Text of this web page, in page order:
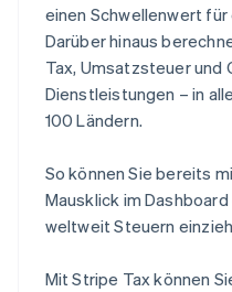
einen Schwellenwert
Darüber hinaus
Tax, Umsatzsteuer und
Dienstleistungen – in
100 Ländern.
So können Sie bereits
Mausklick im
weltweit Steuern
Mit Stripe Tax können